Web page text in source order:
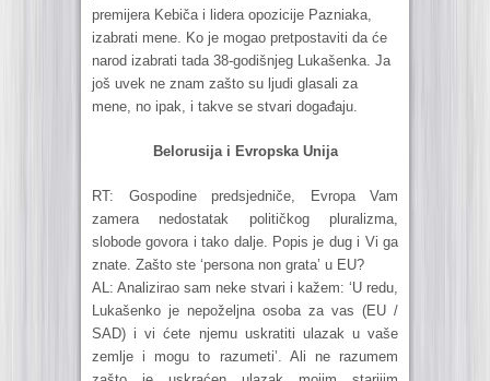
premijera Kebiča i lidera opozicije Pazniaka,
izabrati mene. Ko je mogao pretpostaviti da će
narod izabrati tada 38-godišnjeg Lukašenka. Ja
još uvek ne znam zašto su ljudi glasali za
mene, no ipak, i takve se stvari događaju.
Belorusija i Evropska Unija
RT: Gospodine predsjedniče, Evropa Vam
zamera nedostatak političkog pluralizma,
slobode govora i tako dalje. Popis je dug i Vi ga
znate. Zašto ste ‘persona non grata’ u EU?
AL: Analizirao sam neke stvari i kažem: ‘U redu,
Lukašenko je nepoželjna osoba za vas (EU /
SAD) i vi ćete njemu uskratiti ulazak u vaše
zemlje i mogu to razumeti’. Ali ne razumem